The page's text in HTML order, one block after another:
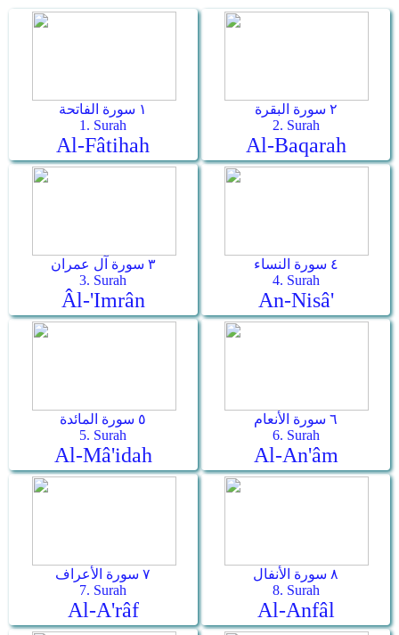
١ سورة الفاتحة
1. Surah
Al-Fâtihah
٢ سورة البقرة
2. Surah
Al-Baqarah
٣ سورة آل عمران
3. Surah
Âl-'Imrân
٤ سورة النساء
4. Surah
An-Nisâ'
٥ سورة المائدة
5. Surah
Al-Mâ'idah
٦ سورة الأنعام
6. Surah
Al-An'âm
٧ سورة الأعراف
7. Surah
Al-A'râf
٨ سورة الأنفال
8. Surah
Al-Anfâl